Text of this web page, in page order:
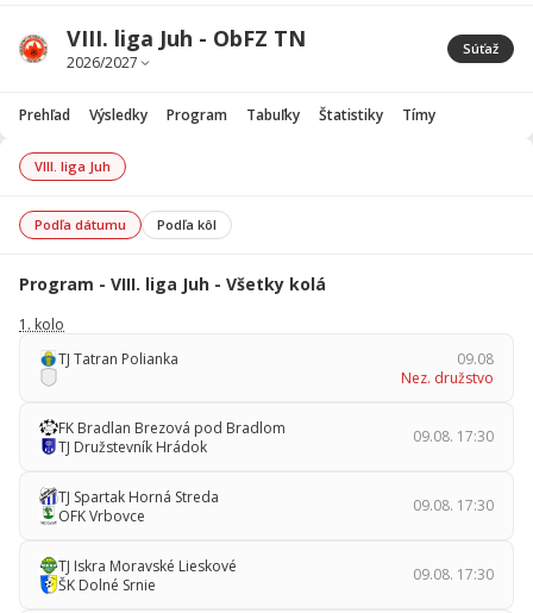
VIII. liga Juh - ObFZ TN Súťaž
Prehľad Výsledky Program Tabuľky Štatistiky Tímy
VIII. liga Juh
Podľa dátumu Podľa kôl
Program - VIII. liga Juh - Všetky kolá
1. kolo
TJ Tatran Polianka
09.08
Nez. družstvo
FK Bradlan Brezová pod Bradlom
TJ Družstevník Hrádok
09.08. 17:30
TJ Spartak Horná Streda
OFK Vrbovce
09.08. 17:30
TJ Iskra Moravské Lieskové
ŠK Dolné Srnie
09.08. 17:30